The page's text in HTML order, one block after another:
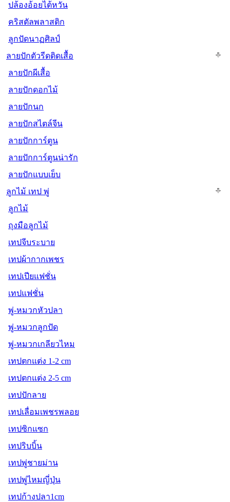
ปล้องอ้อยไต้หวัน
คริสตัลพลาสติก
ลูกปัดนาฏศิลป์
ลายปักตัวรีดติดเสื้อ
ลายปักผีเสื้อ
ลายปักดอกไม้
ลายปักนก
ลายปักสไตล์จีน
ลายปักการ์ตูน
ลายปักการ์ตูนน่ารัก
ลายปักแบบเย็บ
ลูกไม้ เทป พู่
ลูกไม้
ถุงมือลูกไม้
เทปจีบระบาย
เทปผ้ากากเพชร
เทปเปียแฟชั่น
เทปแฟชั่น
พู่-หมวกหัวปลา
พู่-หมวกลูกปัด
พู่-หมวกเกลียวไหม
เทปตกแต่ง 1-2 cm
เทปตกแต่ง 2-5 cm
เทปปักลาย
เทปเลื่อมเพชรพลอย
เทปซิกแซก
เทปริบบิ้น
เทปพู่ชายม่าน
เทปพู่ไหมญี่ปุ่น
เทปก้างปลา1cm